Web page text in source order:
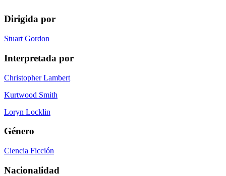
Dirigida por
Stuart Gordon
Interpretada por
Christopher Lambert
Kurtwood Smith
Loryn Locklin
Género
Ciencia Ficción
Nacionalidad